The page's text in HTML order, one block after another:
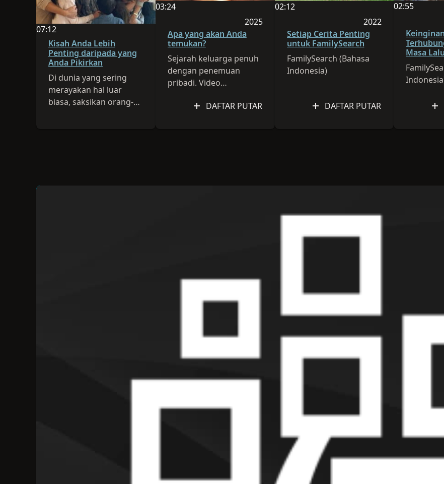
07:12
Durasi video adalah 07:12
Kisah Anda Lebih
Penting daripada yang
Anda Pikirkan
Di dunia yang sering
merayakan hal luar
biasa, saksikan orang-
03:24
Durasi video adalah 03:242025
Sesi dipublikasikan pada 2025
Apa yang akan Anda
temukan?
Sejarah keluarga penuh
dengan penemuan
pribadi. Video
DAFTAR PUTAR
02:12
Durasi video adalah 02:122022
Sesi dipublikasikan
Setiap Cerita Penting
untuk FamilySearch
FamilySearch (Bahasa
Indonesia)
DAFTAR PUTAR
02:55
Durasi
Masa
Masa